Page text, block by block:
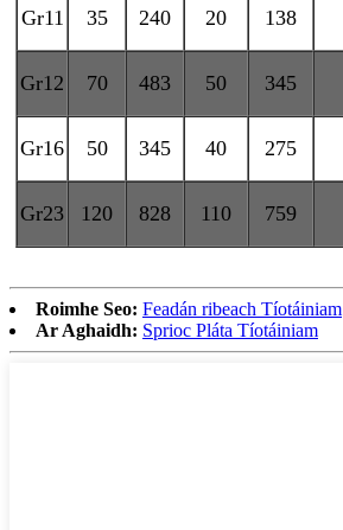
Gr11 35 240 20 138
Gr12 70 483 50 345
Gr16 50 345 40 275
Gr23 120 828 110 759
Roimhe Seo: Feadán ribeach Tíotáiniam
Ar Aghaidh: Sprioc Pláta Tíotáiniam